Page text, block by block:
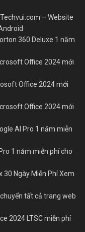
Techvui.com – Website
360 Deluxe 1 năm
Office 2024 mới
Office 2024 mới
Office 2024 mới
AI Pro 1 năm miễn
1 năm miễn phí cho
30 Ngày Miễn Phí Xem
tất cả trang web
2024 LTSC miễn phí